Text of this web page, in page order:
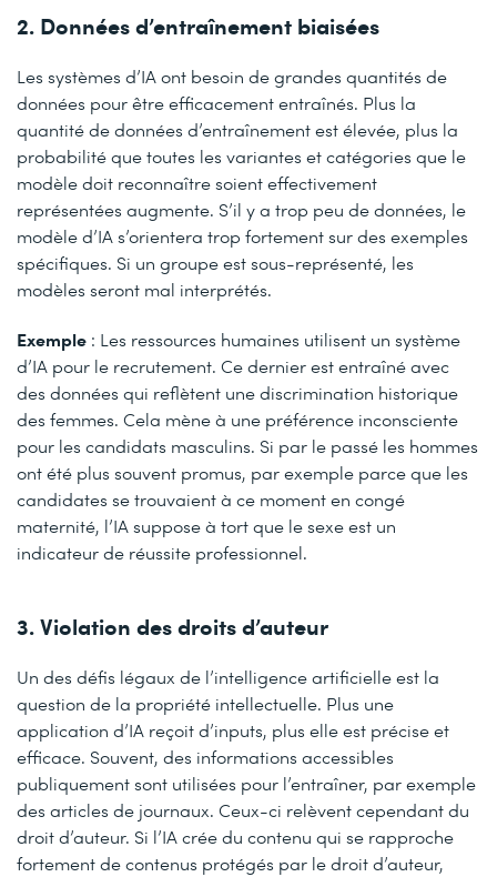
2. Données d’entraînement biaisées
Les systèmes d’IA ont besoin de grandes quantités de
données pour être efficacement entraînés. Plus la
quantité de données d’entraînement est élevée, plus la
probabilité que toutes les variantes et catégories que le
modèle doit reconnaître soient effectivement
représentées augmente. S’il y a trop peu de données, le
modèle d’IA s’orientera trop fortement sur des exemples
spécifiques. Si un groupe est sous-représenté, les
modèles seront mal interprétés.
Exemple : Les ressources humaines utilisent un système
d’IA pour le recrutement. Ce dernier est entraîné avec
des données qui reflètent une discrimination historique
des femmes. Cela mène à une préférence inconsciente
pour les candidats masculins. Si par le passé les hommes
ont été plus souvent promus, par exemple parce que les
candidates se trouvaient à ce moment en congé
maternité, l’IA suppose à tort que le sexe est un
indicateur de réussite professionnel.
3. Violation des droits d’auteur
Un des défis légaux de l’intelligence artificielle est la
question de la propriété intellectuelle. Plus une
application d’IA reçoit d’inputs, plus elle est précise et
efficace. Souvent, des informations accessibles
publiquement sont utilisées pour l’entraîner, par exemple
des articles de journaux. Ceux-ci relèvent cependant du
droit d’auteur. Si l’IA crée du contenu qui se rapproche
fortement de contenus protégés par le droit d’auteur,